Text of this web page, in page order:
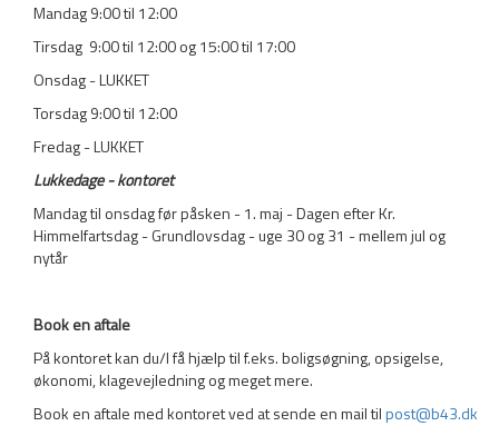
Mandag 9:00 til 12:00
Tirsdag 9:00 til 12:00 og 15:00 til 17:00
Onsdag - LUKKET
Torsdag 9:00 til 12:00
Fredag - LUKKET
Lukkedage - kontoret
Mandag til onsdag før påsken - 1. maj - Dagen efter Kr.
Himmelfartsdag - Grundlovsdag - uge 30 og 31 - mellem jul og
nytår
Book en aftale
På kontoret kan du/I få hjælp til f.eks. boligsøgning, opsigelse,
økonomi, klagevejledning og meget mere.
Book en aftale med kontoret ved at sende en mail tilpost@b43.dk